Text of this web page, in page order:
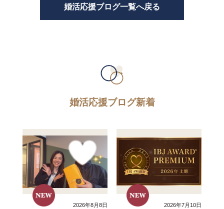
婚活応援ブログ一覧へ戻る
婚活応援ブログ新着
2026年8月8日 2026年7月10日